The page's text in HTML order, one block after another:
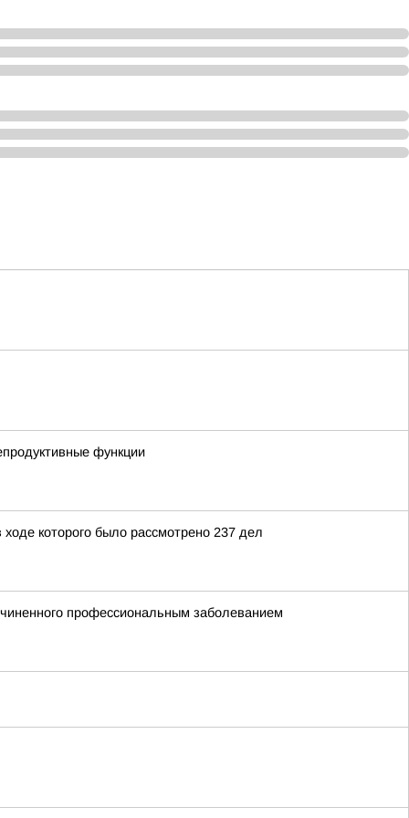
функции
которого было рассмотрено 237 дел
профессиональным заболеванием